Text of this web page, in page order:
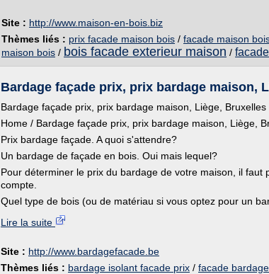
Site : http://www.maison-en-bois.biz
Thèmes liés : prix facade maison bois / facade maison
maison bois / bois facade exterieur maison /
Bardage façade prix, prix bardage maison,
Bardage façade prix, prix bardage maison, Liège, Bruxelles
Home / Bardage façade prix, prix bardage maison, Liège,
Prix bardage façade. A quoi s'attendre?
Un bardage de façade en bois. Oui mais lequel?
Pour déterminer le prix du bardage de votre maison, il faut
compte.
Quel type de bois (ou de matériau si vous optez pour un
Lire la suite
Site : http://www.bardagefacade.be
Thèmes liés : bardage isolant facade prix / facade